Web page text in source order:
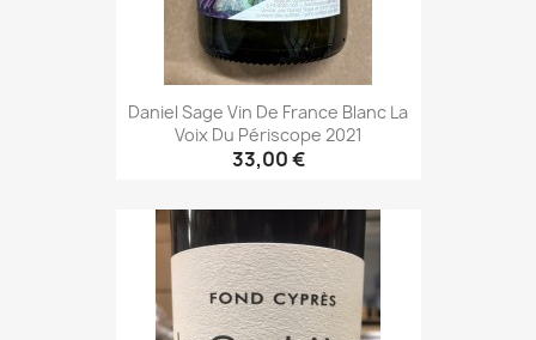
Daniel Sage Vin De France Blanc La
Voix Du Périscope 2021
33,00 €